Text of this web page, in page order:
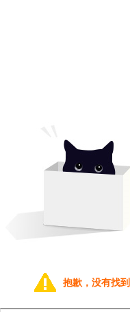
抱歉，没有找